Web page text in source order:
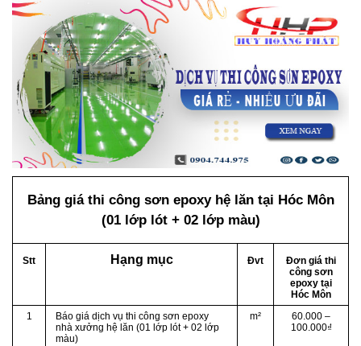
Bảng giá thi công sơn epoxy hệ lăn tại Hóc Môn
(01 lớp lót + 02 lớp màu)
Stt Hạng mục Đvt
Đơn giá thi
công sơn
epoxy tại
Hóc Môn
1
Báo giá dịch vụ thi công sơn epoxy
nhà xưởng hệ lăn (01 lớp lót + 02 lớp
màu)
m²
60.000 –
100.000₫